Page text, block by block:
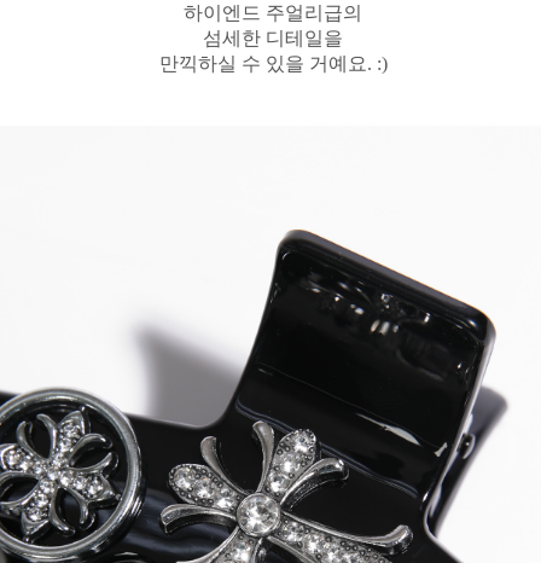
하이엔드 주얼리급의
섬세한 디테일을
만끽하실 수 있을 거예요. :)